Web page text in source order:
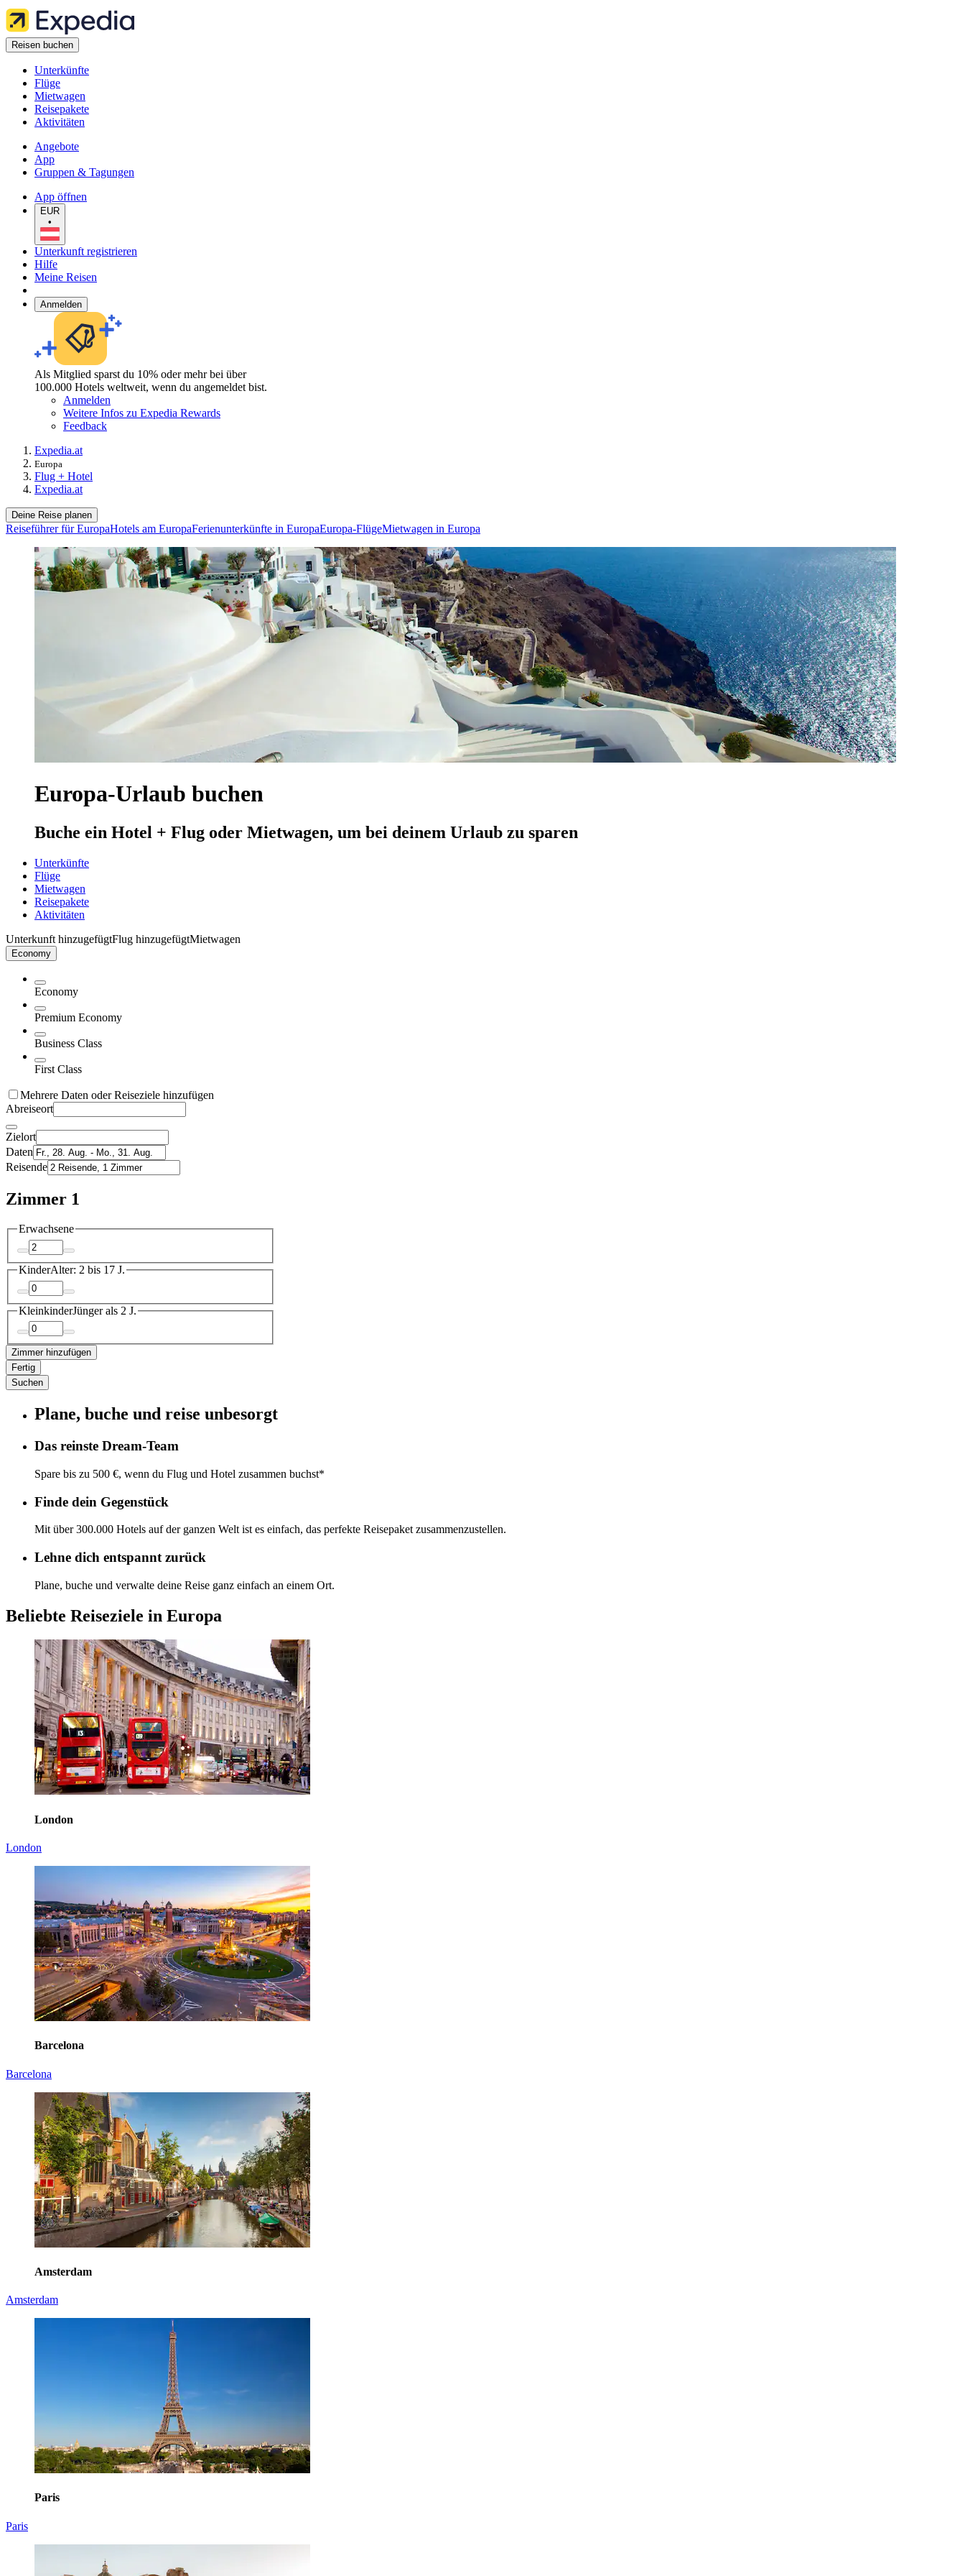
Reisen buchen
Unterkünfte
Flüge
Mietwagen
Reisepakete
Aktivitäten
Angebote
App
Gruppen & Tagungen
App öffnen
EUR
•
Unterkunft registrieren
Hilfe
Meine Reisen
Anmelden
Als Mitglied sparst du 10% oder mehr bei über
100.000 Hotels weltweit, wenn du angemeldet bist.
Anmelden
Weitere Infos zu Expedia Rewards
Feedback
Expedia.at
Europa
Flug + Hotel
Expedia.at
Deine Reise planen
Reiseführer für EuropaHotels am EuropaFerienunterkünfte in EuropaEuropa-FlügeMietwagen in Europa
Europa-Urlaub buchen
Buche ein Hotel + Flug oder Mietwagen, um bei deinem Urlaub zu sparen
Unterkünfte
Flüge
Mietwagen
Reisepakete
Aktivitäten
Unterkunft hinzugefügtFlug hinzugefügtMietwagen
Economy
Economy
Premium Economy
Business Class
First Class
Mehrere Daten oder Reiseziele hinzufügen
Abreiseort
Zielort
Daten
Reisende
Zimmer 1
Erwachsene
KinderAlter: 2 bis 17 J.
KleinkinderJünger als 2 J.
Zimmer hinzufügen
Fertig
Suchen
Plane, buche und reise unbesorgt
Das reinste Dream-Team
Spare bis zu 500 €, wenn du Flug und Hotel zusammen buchst*
Finde dein Gegenstück
Mit über 300.000 Hotels auf der ganzen Welt ist es einfach, das perfekte Reisepaket zusammenzustellen.
Lehne dich entspannt zurück
Plane, buche und verwalte deine Reise ganz einfach an einem Ort.
Beliebte Reiseziele in Europa
London
London
Barcelona
Barcelona
Amsterdam
Amsterdam
Paris
Paris